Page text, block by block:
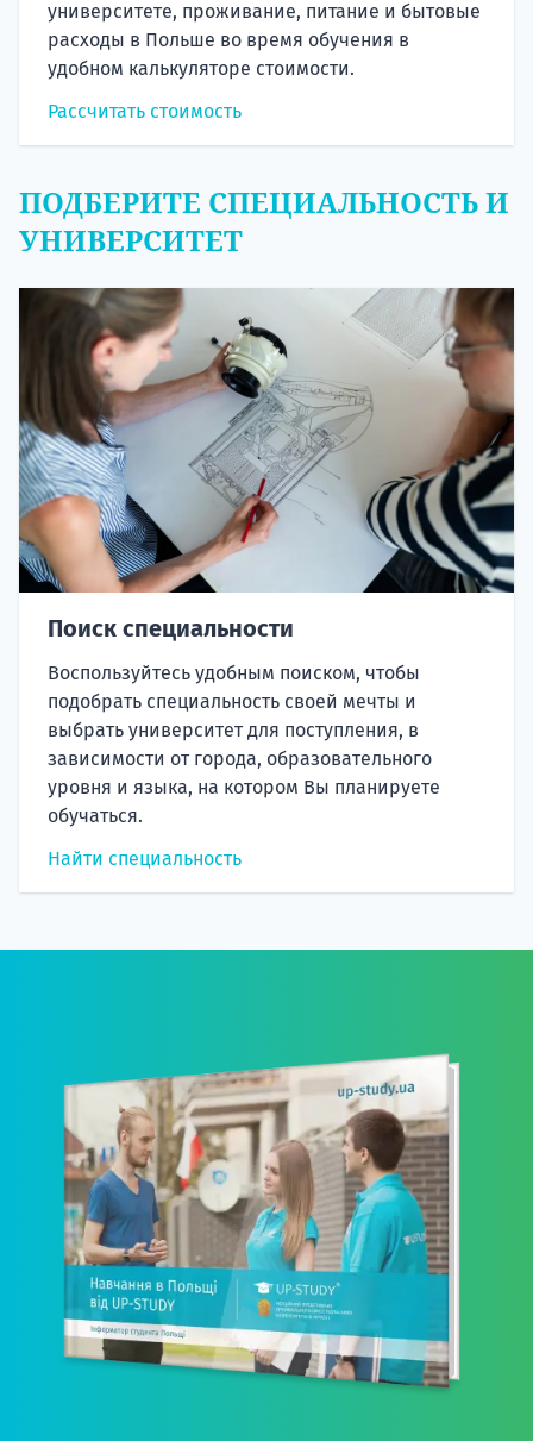
университете, проживание, питание и бытовые
расходы в Польше во время обучения в
удобном калькуляторе стоимости.
Рассчитать стоимость
ПОДБЕРИТЕ СПЕЦИАЛЬНОСТЬ И
УНИВЕРСИТЕТ
Поиск специальности
Воспользуйтесь удобным поиском, чтобы
подобрать специальность своей мечты и
выбрать университет для поступления, в
зависимости от города, образовательного
уровня и языка, на котором Вы планируете
обучаться.
Найти специальность